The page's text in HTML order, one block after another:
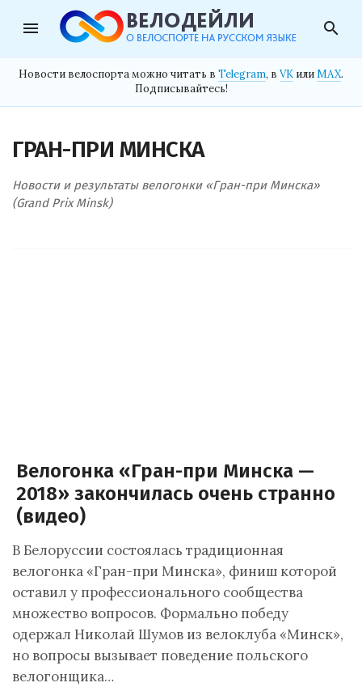
menu search
Новости велоспорта можно читать в Telegram, в VK илиMAX.
Подписывайтесь!
ГРАН-ПРИ МИНСКА
Новости и результаты велогонки «Гран-при Минска»
(Grand Prix Minsk)
Велогонка «Гран-при Минска —
2018» закончилась очень странно
(видео)
В Белоруссии состоялась традиционная
велогонка «Гран-при Минска», финиш которой
оставил у профессионального сообщества
множество вопросов. Формально победу
одержал Николай Шумов из велоклуба «Минск»,
но вопросы вызывает поведение польского
велогонщика…